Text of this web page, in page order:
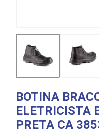
BOTINA
ELETRICISTA
PRETA CA